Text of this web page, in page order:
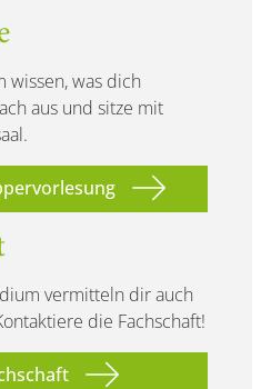
wissen, was dich
aus und sitze mit
vermitteln dir auch
die Fachschaft!